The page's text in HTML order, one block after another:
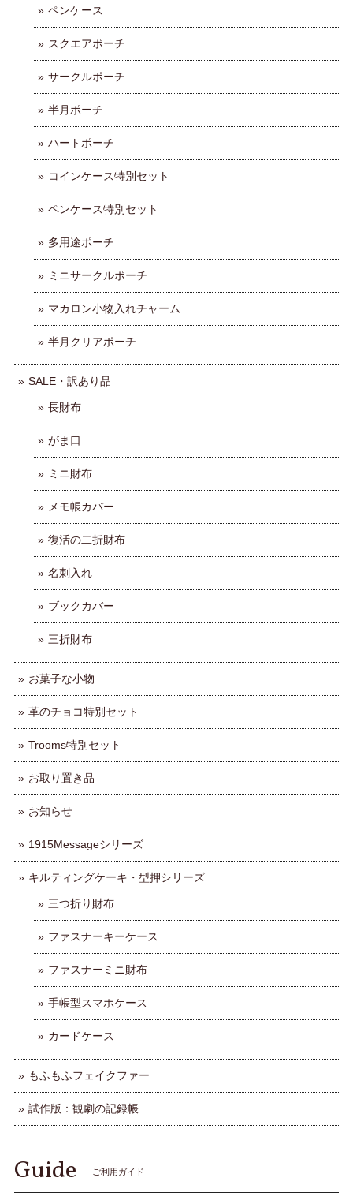
ペンケース
スクエアポーチ
サークルポーチ
半月ポーチ
ハートポーチ
コインケース特別セット
ペンケース特別セット
多用途ポーチ
ミニサークルポーチ
マカロン小物入れチャーム
半月クリアポーチ
SALE・訳あり品
長財布
がま口
ミニ財布
メモ帳カバー
復活の二折財布
名刺入れ
ブックカバー
三折財布
お菓子な小物
革のチョコ特別セット
Trooms特別セット
お取り置き品
お知らせ
1915Messageシリーズ
キルティングケーキ・型押シリーズ
三つ折り財布
ファスナーキーケース
ファスナーミニ財布
手帳型スマホケース
カードケース
もふもふフェイクファー
試作版：観劇の記録帳
Guide ご利用ガイド